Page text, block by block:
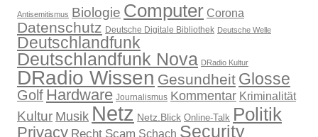
Antisemitismus Biologie Computer Corona
Datenschutz Deutsche Digitale Bibliothek Deutsche Welle
Deutschlandfunk
Deutschlandfunk Nova DRadio Kultur
DRadio Wissen Gesundheit Glosse
Golf Hardware Journalismus Kommentar Kriminalität
Kultur Musik Netz Netz.Blick Online-Talk Politik
Privacy Recht Scam Schach Security